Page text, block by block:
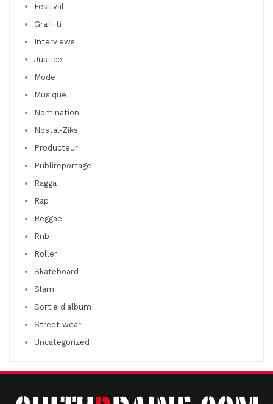
Festival
Graffiti
Interviews
Justice
Mode
Musique
Nomination
Nostal-Ziks
Producteur
Publireportage
Ragga
Rap
Reggae
Rnb
Roller
Skateboard
Slam
Sortie d'album
Street wear
Uncategorized